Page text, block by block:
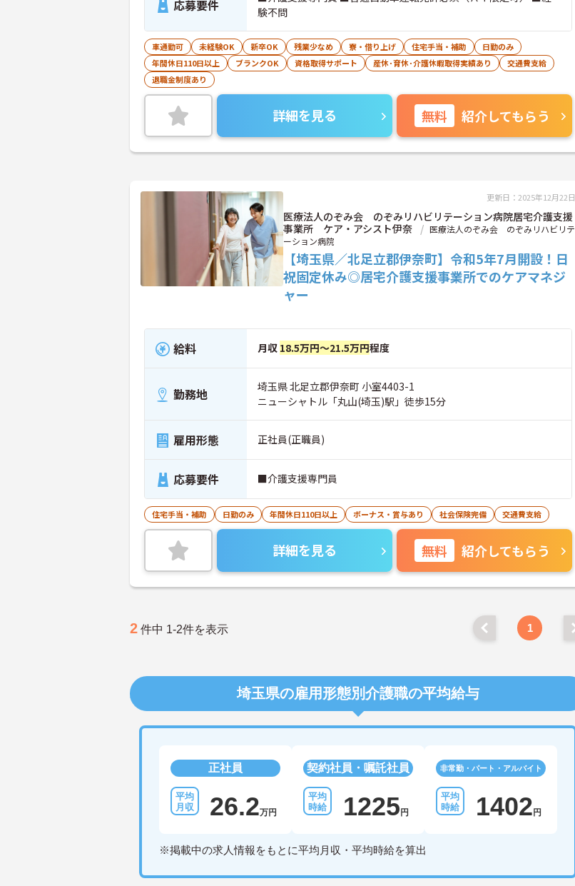
応募要件
験不問
車通勤可 未経験OK 新卒OK 残業少なめ 寮・借り上げ 住宅手当・補助
日勤のみ
年間休日110日以上
ブランクOK 資格取得サポート 産休･育休･介護休暇取得実績あり
交通費支給
退職金制度あり
詳細を見る 無料 紹介してもらう
更新日：2025年12月22日
医療法人のぞみ会 のぞみリハビリテーション病院居宅介護支援
事業所 ケア・アシスト伊奈
医療法人のぞみ会 のぞみリハビリテ
ーション病院
【埼玉県／北足立郡伊奈町】令和5年7月開設！日
祝固定休み◎居宅介護支援事業所でのケアマネジ
ャー
給料 月収 18.5万円～21.5万円程度
勤務地
埼玉県 北足立郡伊奈町 小室4403-1
ニューシャトル「丸山(埼玉)駅」徒歩15分
雇用形態 正社員(正職員)
応募要件 ■介護支援専門員
住宅手当・補助 日勤のみ 年間休日110日以上 ボーナス・賞与あり 社会保険完備 交通費支給
詳細を見る 無料 紹介してもらう
2 件中 1-2件を表示 1
埼玉県の雇用形態別介護職の平均給与
正社員
26.2万円
契約社員・嘱託社員
1225 円
非常勤・パート・アルバイト
1402 円
※掲載中の求人情報をもとに平均月収・平均時給を算出